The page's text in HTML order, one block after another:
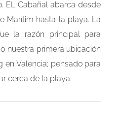
EL Cabañal abarca desde
Marítim hasta la playa. La
la razón principal para
nuestra primera ubicación
en Valencia; pensado para
cerca de la playa.